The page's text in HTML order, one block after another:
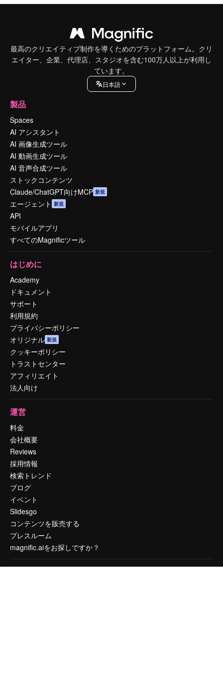
最高のクリエイティブ制作を導くためのプラットフォーム。クリ
エイター、企業、代理店、スタジオを含む100万人以上が利用し
ています。
日本語
製品
Spaces
AI アシスタント
AI 画像生成ツール
AI 動画生成ツール
AI 音声合成ツール
ストックコンテンツ
Claude/ChatGPT向けMCP 新規
エージェント 新規
API
モバイルアプリ
すべてのMagnificツール
はじめに
Academy
ドキュメント
サポート
利用規約
プライバシーポリシー
オリジナル 新規
クッキーポリシー
トラストセンター
アフィリエイト
法人向け
運営
料金
会社概要
Reviews
採用情報
検索トレンド
ブログ
イベント
Slidesgo
コンテンツを販売する
プレスルーム
magnific.aiをお探しですか？